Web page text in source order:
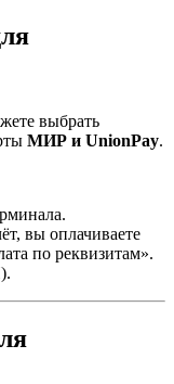
выбрать
МИР и UnionPay.
вы оплачиваете
по реквизитам».